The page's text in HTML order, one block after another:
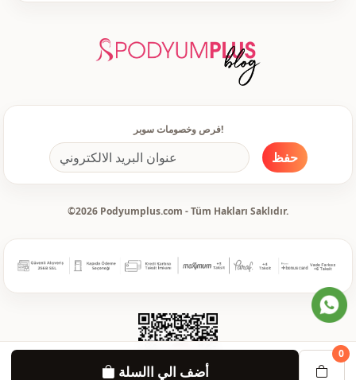
أضف الي االسلة
0
فرص وخصومات سوبر!
حفظ
©2026 Podyumplus.com - Tüm Hakları Saklıdır.